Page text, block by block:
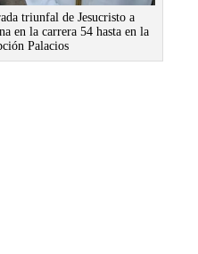
triunfal de Jesucristo a
en la carrera 54 hasta en la
Palacios